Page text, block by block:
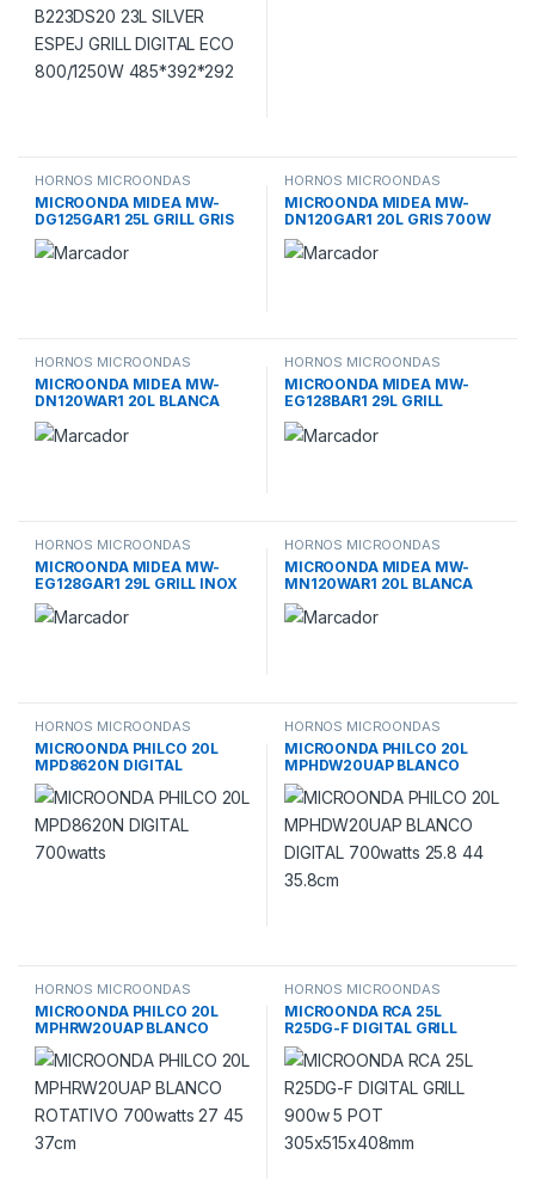
HORNOS MICROONDAS
MICROONDA MIDEA MW-
DG125GAR1 25L GRILL GRIS
850W DIGITAL
HORNOS MICROONDAS
MICROONDA MIDEA MW-
DN120GAR1 20L GRIS 700W
DIGITAL
HORNOS MICROONDAS
MICROONDA MIDEA MW-
DN120WAR1 20L BLANCA
700W DIGITAL
HORNOS MICROONDAS
MICROONDA MIDEA MW-
EG128BAR1 29L GRILL
NEGRO 850W DIGITAL
HORNOS MICROONDAS
MICROONDA MIDEA MW-
EG128GAR1 29L GRILL INOX
850W DIGITAL
HORNOS MICROONDAS
MICROONDA MIDEA MW-
MN120WAR1 20L BLANCA
700W MECANICO
HORNOS MICROONDAS
MICROONDA PHILCO 20L
MPD8620N DIGITAL
700watts
HORNOS MICROONDAS
MICROONDA PHILCO 20L
MPHDW20UAP BLANCO
DIGITAL 700watts 25.8 44
35.8cm
HORNOS MICROONDAS
MICROONDA PHILCO 20L
MPHRW20UAP BLANCO
ROTATIVO 700watts 27 45
37cm
HORNOS MICROONDAS
MICROONDA RCA 25L
R25DG-F DIGITAL GRILL
900w 5 POT
305x515x408mm